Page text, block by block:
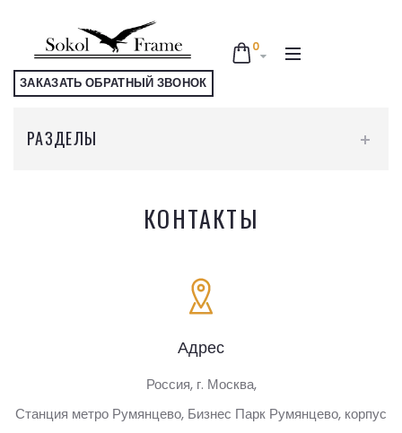
ЗАКАЗАТЬ ОБРАТНЫЙ ЗВОНОК
0
РАЗДЕЛЫ
АКСЕССУАРЫ ДЛЯ ВЫШИВАНИЯ
СТАНКИ ДЛЯ ВЫШИВАНИЯ
СТАНКИ ДЛЯ ВЫШИВАНИЯ С ЛАПКАМИ
КОНТАКТЫ
Адрес
Россия, г. Москва,
Станция метро Румянцево, Бизнес Парк Румянцево, корпус